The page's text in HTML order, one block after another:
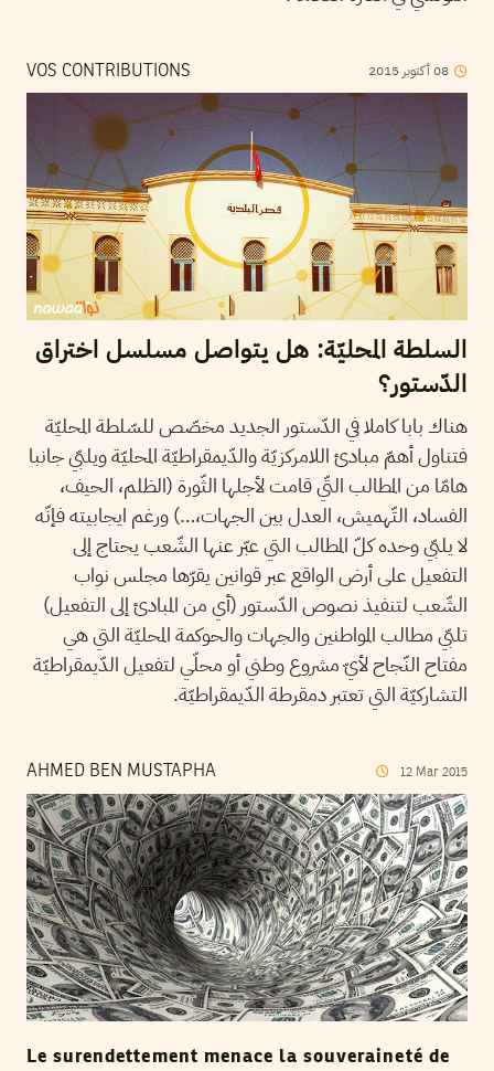
VOS CONTRIBUTIONS 08أكتوبر 2015
السلطة المحليّة: هل يتواصل مسلسل اختراق
الدّستور؟
هناك بابا كاملا في الدّستور الجديد مخصّص للسّلطة المحليّة
فتناول أهمّ مبادئ اللامركزيّة والدّيمقراطيّة المحليّة ويلبّي جانبا
هامّا من المطالب التّي قامت لأجلها الثّورة (الظلم، الحيف،
الفساد، التّهميش، العدل بين الجهات،…) ورغم ايجابيته فإنّه
لا يلبّي وحده كلّ المطالب التي عبّر عنها الشّعب يحتاج إلى
التفعيل على أرض الواقع عبر قوانين يقرّها مجلس نواب
الشّعب لتنفيذ نصوص الدّستور (أي من المبادئ إلى التفعيل)
تلبّي مطالب المواطنين والجهات والحوكمة المحليّة التي هي
مفتاح النّجاح لأيّ مشروع وطني أو محلّي لتفعيل الدّيمقراطيّة
التشاركيّة التي تعتبر دمقرطة الدّيمقراطيّة.
AHMED BEN MUSTAPHA 12 Mar 2015
Le surendettement menace la souveraineté de